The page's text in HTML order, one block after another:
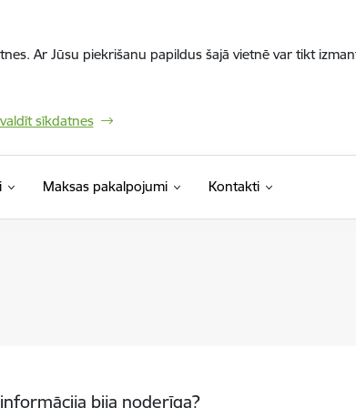
Ar Jūsu piekrišanu papildus šajā vietnē var tikt
sīkdatnes
Maksas pakalpojumi Kontakti
bija noderīga?